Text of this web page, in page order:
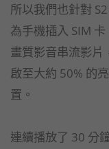
所以我們也針對
為手機插入 SIM
畫質影音串流影片
啟至大約 50% 的
置。
連續播放了 30 分